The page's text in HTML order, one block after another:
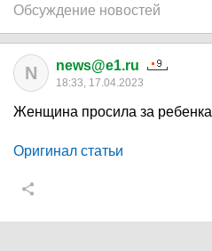
Обсуждение новостей
N news@e1.ru
18:33, 17.04.2023
Женщина просила за ребенка
Оригинал статьи